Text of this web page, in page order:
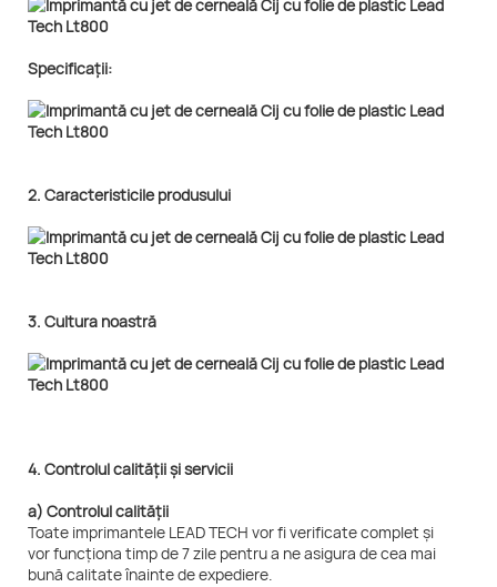
Specificații:
2. Caracteristicile produsului
3. Cultura noastră
4. Controlul calității și servicii
a) Controlul calității
Toate imprimantele LEAD TECH vor fi verificate complet și
vor funcționa timp de 7 zile pentru a ne asigura de cea mai
bună calitate înainte de expediere.